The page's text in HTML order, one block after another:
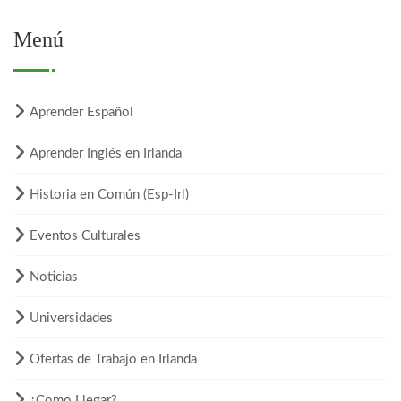
Menú
Aprender Español
Aprender Inglés en Irlanda
Historia en Común (Esp-Irl)
Eventos Culturales
Noticias
Universidades
Ofertas de Trabajo en Irlanda